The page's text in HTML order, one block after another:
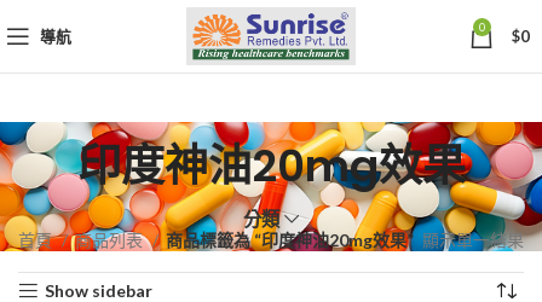
導航 0 $0
印度神油20mg效果
分類
首頁 商品列表 商品標籤為 “印度神油20mg效果” 顯示單一結果
Show sidebar